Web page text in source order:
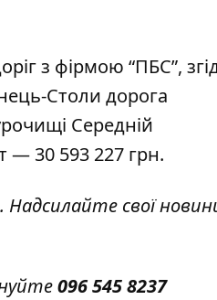
з фірмою “ПБС”,
Столи дорога
Середній
— 30 593 227 грн.
Надсилайте свої
096 545 8237